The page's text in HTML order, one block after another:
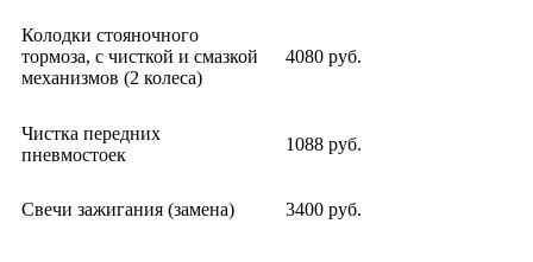
Колодки стояночного
тормоза, с чисткой и смазкой
механизмов (2 колеса)
4080 руб.
Чистка передних
пневмостоек
1088 руб.
Свечи зажигания (замена) 3400 руб.